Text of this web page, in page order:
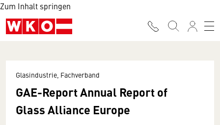
Zum Inhalt springen
Glasindustrie, Fachverband
GAE-Report Annual Report of
Glass Alliance Europe